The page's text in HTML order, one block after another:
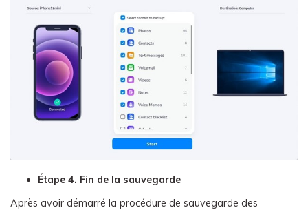
Étape 4. Fin de la sauvegarde
Après avoir démarré la procédure de sauvegarde des